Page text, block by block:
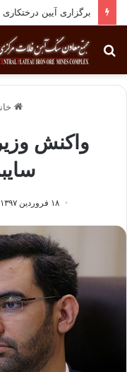
برگزاری آیین درختکاری به یاد ۲۵۸شهید
جستجو
برای
واکنش
۱۸ فروردین ۱۳۹۷